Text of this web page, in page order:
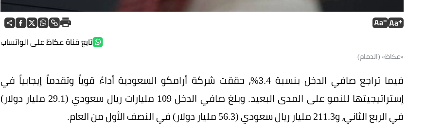
تابع قناة عكاظ على الواتساب
«عكاظ» (الدمام)
فيما تراجع صافي الدخل بنسبة 3.4%، حققت شركة أرامكو السعودية أداءً قوياً وتقدماً إيجابياً في
إستراتيجيتها للنمو على المدى البعيد. وبلغ صافي الدخل 109 مليارات ريال سعودي (29.1 مليار دولار)
في الربع الثاني، و211.3 مليار ريال سعودي (56.3 مليار دولار) في النصف الأول من العام.